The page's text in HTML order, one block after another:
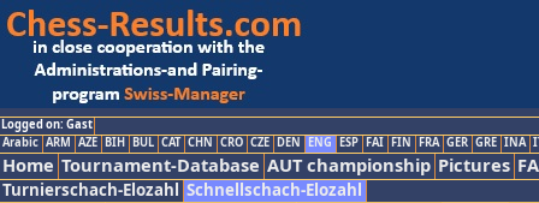
Logged on: Gast
Arabic ARM AZE BIH BUL CAT CHN CRO CZE DEN ENG ESP FAI FIN FRA GER GRE INA
Home Tournament-Database AUT championship Pictures
Turnierschach-Elozahl Schnellschach-Elozahl